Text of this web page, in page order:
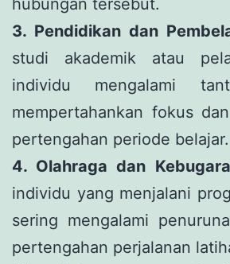
hubungan tersebut.
3. Pendidikan dan
studi akademik atau
individu mengalami
mempertahankan fokus
pertengahan periode belajar.
4. Olahraga dan
individu yang menjalani
sering mengalami
pertengahan perjalanan